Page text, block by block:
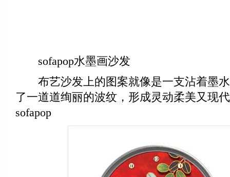
sofapop水墨画沙发
布艺沙发上的图案就像是一支沾着墨水
了一道道绚丽的波纹，形成灵动柔美又现
sofapop